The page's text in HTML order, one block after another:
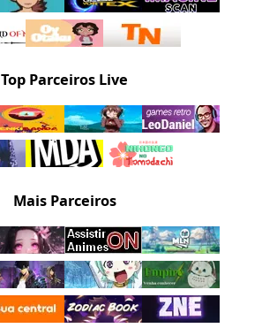
Top Parceiros Live
Mais Parceiros